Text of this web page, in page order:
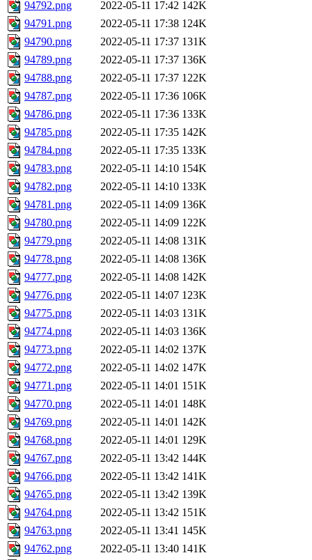
94792.png 2022-05-11 17:42 142K
94791.png
2022-05-11 17:38 124K
94790.png
2022-05-11 17:37 131K
94789.png
2022-05-11 17:37 136K
94788.png
2022-05-11 17:37 122K
94787.png
2022-05-11 17:36 106K
94786.png
2022-05-11 17:36 133K
94785.png
2022-05-11 17:35 142K
94784.png
2022-05-11 17:35 133K
94783.png
2022-05-11 14:10 154K
94782.png
2022-05-11 14:10 133K
94781.png
2022-05-11 14:09 136K
94780.png
2022-05-11 14:09 122K
94779.png
2022-05-11 14:08 131K
94778.png
2022-05-11 14:08 136K
94777.png
2022-05-11 14:08 142K
94776.png
2022-05-11 14:07 123K
94775.png
2022-05-11 14:03 131K
94774.png
2022-05-11 14:03 136K
94773.png
2022-05-11 14:02 137K
94772.png
2022-05-11 14:02 147K
94771.png
2022-05-11 14:01 151K
94770.png
2022-05-11 14:01 148K
94769.png
2022-05-11 14:01 142K
94768.png
2022-05-11 14:01 129K
94767.png
2022-05-11 13:42 144K
94766.png
2022-05-11 13:42 141K
94765.png
2022-05-11 13:42 139K
94764.png
2022-05-11 13:42 151K
94763.png
2022-05-11 13:41 145K
94762.png
2022-05-11 13:40 141K